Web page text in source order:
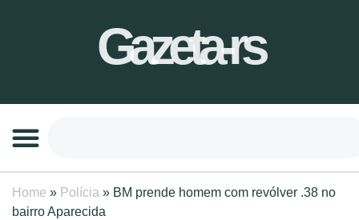
Gazeta-rs
Home » Polícia » BM prende homem com revólver .38 no
bairro Aparecida